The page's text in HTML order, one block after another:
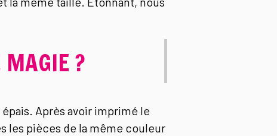
MAGIE ?
Après avoir imprimé le
les pièces de la même couleur